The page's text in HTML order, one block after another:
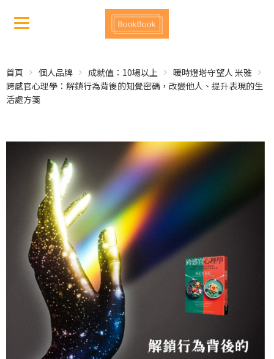
首頁 個人品牌 成就值：10場以上
暖時燈塔守望人 米雅
跨感官心理學：解鎖行為背後的知覺密碼，改變他人、提升表現的生
活處方箋